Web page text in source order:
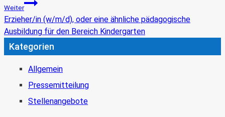
Weiter
Erzieher/in (w/m/d), oder eine ähnliche pädagogische
Ausbildung für den Bereich Kindergarten
Kategorien
Allgemein
Pressemitteilung
Stellenangebote